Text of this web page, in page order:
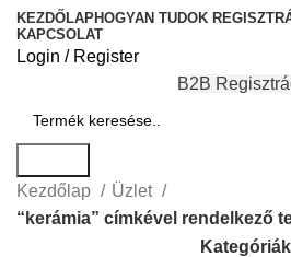
KEZDŐLAPHOGYAN TUDOK
KAPCSOLAT
Login / Register
B2B
Kezdőlap
Üzlet
“kerámia” címkével rendelkező
Kategóriák